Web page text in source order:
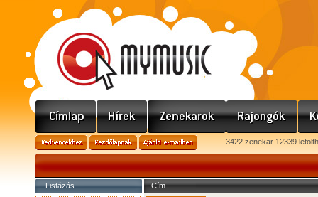
3422 zenekar 12339
Listázás Cím